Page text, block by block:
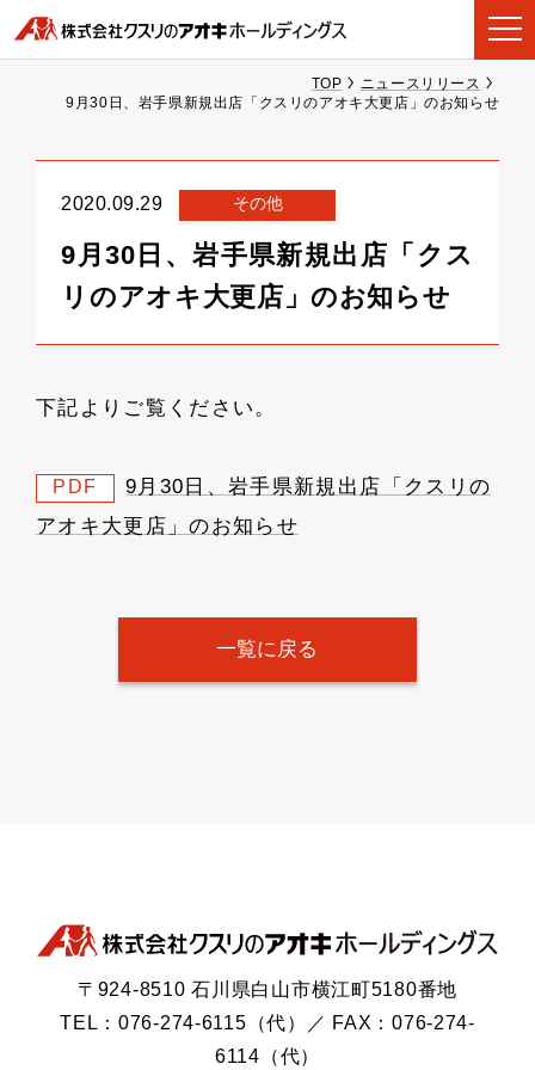
TOP
ニュースリリース
9月30日、岩手県新規出店「クスリのアオキ大更店」のお知らせ
2020.09.29 その他
9月30日、岩手県新規出店「クス
リのアオキ大更店」のお知らせ
下記よりご覧ください。
PDF
9月30日、岩手県新規出店「クスリの
アオキ大更店」のお知らせ
一覧に戻る
〒924-8510 石川県白山市横江町5180番地
TEL：076-274-6115（代）／ FAX：076-274-
6114（代）